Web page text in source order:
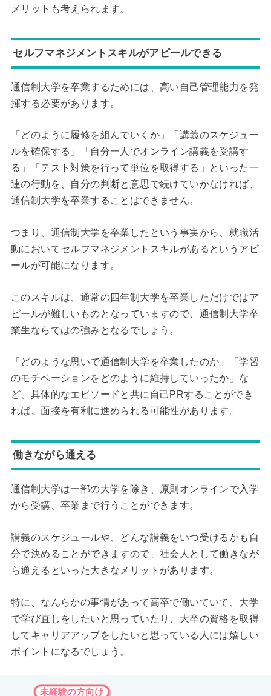
メリットも考えられます。
セルフマネジメントスキルがアピールできる
通信制大学を卒業するためには、高い自己管理能力を発
揮する必要があります。
「どのように履修を組んでいくか」「講義のスケジュー
ルを確保する」「自分一人でオンライン講義を受講す
る」「テスト対策を行って単位を取得する」といった一
連の行動を、自分の判断と意思で続けていかなければ、
通信制大学を卒業することはできません。
つまり、通信制大学を卒業したという事実から、就職活
動においてセルフマネジメントスキルがあるというアピ
ールが可能になります。
このスキルは、通常の四年制大学を卒業しただけではア
ピールが難しいものとなっていますので、通信制大学卒
業生ならではの強みとなるでしょう。
「どのような思いで通信制大学を卒業したのか」「学習
のモチベーションをどのように維持していったか」な
ど、具体的なエピソードと共に自己PRすることができ
れば、面接を有利に進められる可能性があります。
働きながら通える
通信制大学は一部の大学を除き、原則オンラインで入学
から受講、卒業まで行うことができます。
講義のスケジュールや、どんな講義をいつ受けるかも自
分で決めることができますので、社会人として働きなが
ら通えるといった大きなメリットがあります。
特に、なんらかの事情があって高卒で働いていて、大学
で学び直しをしたいと思っていたり、大卒の資格を取得
してキャリアアップをしたいと思っている人には嬉しい
ポイントになるでしょう。
未経験の方向け